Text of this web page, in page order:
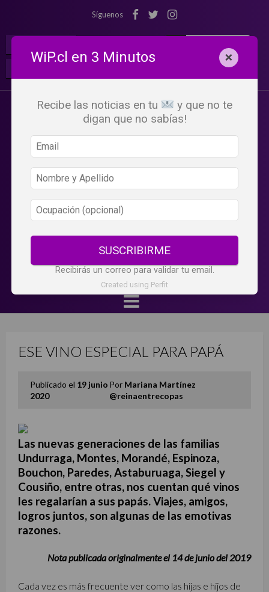
Síguenos
ESE VINO ESPECIAL PARA PAPÁ
Publicado el 19 junio
2020
Por Mariana Martínez
@reinaentrecopas
Las nuevas generaciones de las familias
Undurraga, Montes, Morandé, Espinoza,
Bouchon, Paredes, Astaburuaga, Siegel y
Cousiño, entre otras, nos cuentan qué vinos
les regalarían a sus papás. Viajes, amigos,
logros juntos, son algunas de las emotivas
razones.
Nota publicada originalmente el 14 de junio del 2019
Cada vez es más frecuente ver como las hijas e hijos de
WiP.cl en 3 Minutos ×
Recibe las noticias en tu
y que no te
digan que no sabías!
SUSCRIBIRME
Recibirás un correo para validar tu email.
Created using Perfit